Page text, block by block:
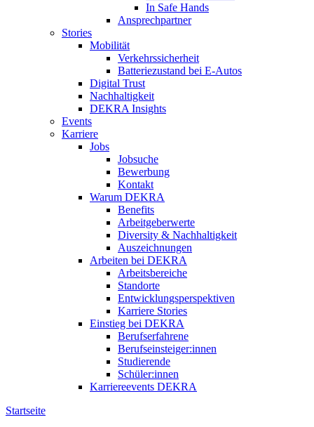
In Safe Hands
Ansprechpartner
Stories
Mobilität
Verkehrssicherheit
Batteriezustand bei E-Autos
Digital Trust
Nachhaltigkeit
DEKRA Insights
Events
Karriere
Jobs
Jobsuche
Bewerbung
Kontakt
Warum DEKRA
Benefits
Arbeitgeberwerte
Diversity & Nachhaltigkeit
Auszeichnungen
Arbeiten bei DEKRA
Arbeitsbereiche
Standorte
Entwicklungsperspektiven
Karriere Stories
Einstieg bei DEKRA
Berufserfahrene
Berufseinsteiger:innen
Studierende
Schüler:innen
Karriereevents DEKRA
Startseite